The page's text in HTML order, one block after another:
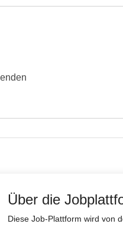
Über die
Diese Job-Plattform wird von